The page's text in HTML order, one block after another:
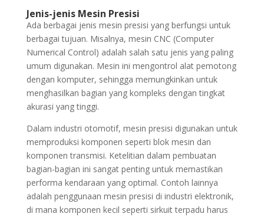
Jenis-jenis Mesin Presisi
Ada berbagai jenis mesin presisi yang berfungsi untuk
berbagai tujuan. Misalnya, mesin CNC (Computer
Numerical Control) adalah salah satu jenis yang paling
umum digunakan. Mesin ini mengontrol alat pemotong
dengan komputer, sehingga memungkinkan untuk
menghasilkan bagian yang kompleks dengan tingkat
akurasi yang tinggi.
Dalam industri otomotif, mesin presisi digunakan untuk
memproduksi komponen seperti blok mesin dan
komponen transmisi. Ketelitian dalam pembuatan
bagian-bagian ini sangat penting untuk memastikan
performa kendaraan yang optimal. Contoh lainnya
adalah penggunaan mesin presisi di industri elektronik,
di mana komponen kecil seperti sirkuit terpadu harus